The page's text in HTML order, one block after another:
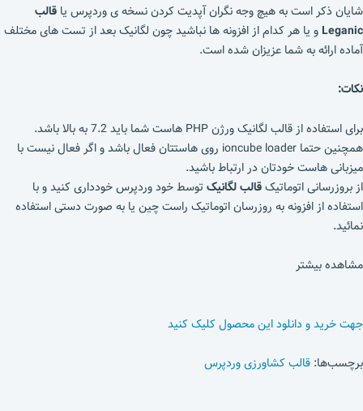
شایان ذکر است به هیچ وجه نگران آپدیت کردن نسخه ی وردپرس یا قالب
Leganic و یا هر کدام از افزونه ها نباشید چون لگانیک بعد از تست های مختلف
آماده ارائه به شما عزیزان شده است.
نکات:
برای استفاده از قالب لگانیک ورژن PHP هاست شما باید 7.2 به بالا باشد.
همچنین حتما ioncube loader روی هاستتان فعال باشد و اگر فعال نیست با
میزبانی هاست خودتان در ارتباط باشید.
از بروزرسانی اتوماتیکقالب لگانیک توسط خود وردپرس خودداری کنید و با
استفاده از افزونه به روزرسان اتوماتیک راست چین یا به صورت دستی استفاده
نمائید.
مشاهده بیشتر
جهت خرید و دانلود این محصول کلیک کنید
برچسب‌ها: قالب کشاورزی وردپرس